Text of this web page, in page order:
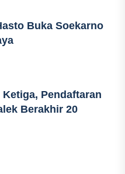
Buka Soekarno
Pendaftaran
Berakhir 20